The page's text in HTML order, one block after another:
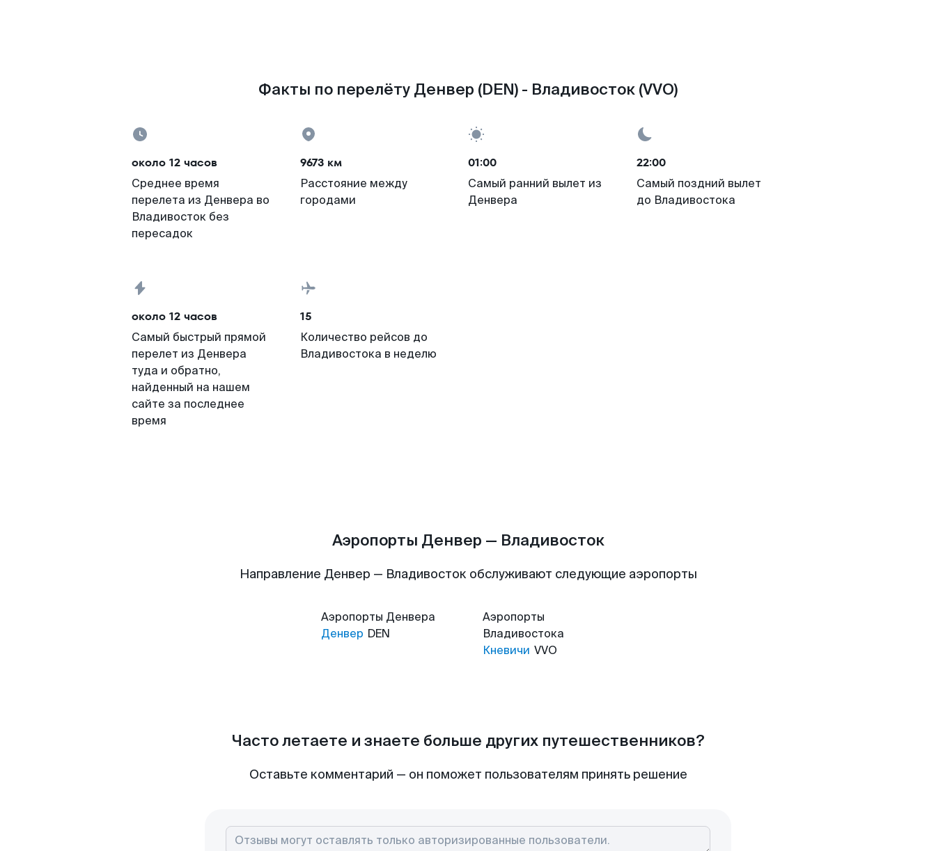
Факты по перелёту Денвер (DEN) - Владивосток (VVO)
около 12 часов
Среднее время
перелета из Денвера во
Владивосток без
пересадок
9673 км
Расстояние между
городами
01:00
Самый ранний вылет из
Денвера
22:00
Самый поздний вылет
до Владивостока
около 12 часов
Самый быстрый прямой
перелет из Денвера
туда и обратно,
найденный на нашем
сайте за последнее
время
15
Количество рейсов до
Владивостока в неделю
Аэропорты Денвер — Владивосток
Направление Денвер — Владивосток обслуживают следующие аэропорты
Аэропорты Денвера
Денвер DEN
Аэропорты
Владивостока
Кневичи VVO
Часто летаете и знаете больше других путешественников?
Оставьте комментарий — он поможет пользователям принять решение